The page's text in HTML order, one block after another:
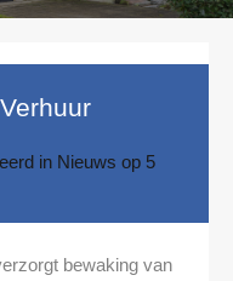
in Nieuws op 5
bewaking van